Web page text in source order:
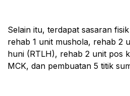
Selain itu, terdapat sasaran
rehab 1 unit mushola, rehab 2
huni (RTLH), rehab 2 unit pos
MCK, dan pembuatan 5 titik